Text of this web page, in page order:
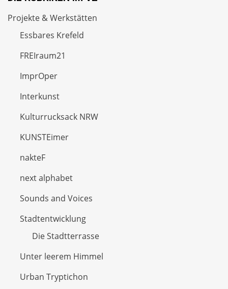
Projekte & Werkstätten
Essbares Krefeld
FREIraum21
ImprOper
Interkunst
Kulturrucksack NRW
KUNSTEimer
nakteF
next alphabet
Sounds and Voices
Stadtentwicklung
Die Stadtterrasse
Unter leerem Himmel
Urban Tryptichon